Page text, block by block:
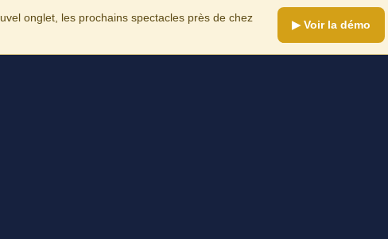
onglet, les prochains spectacles près de chez
▶ Voir la démo